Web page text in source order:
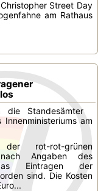
Street Day
am Rathaus
die Standesämter
am
rot-rot-grünen
Angaben des
Eintragen der
sind. Die Kosten